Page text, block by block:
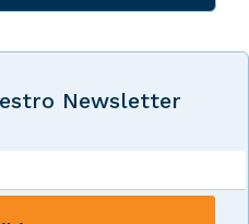
Newsletter